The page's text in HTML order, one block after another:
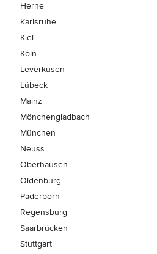
Herne
Karlsruhe
Kiel
Köln
Leverkusen
Lübeck
Mainz
Mönchen­gladbach
München
Neuss
Oberhausen
Oldenburg
Paderborn
Regensburg
Saarbrücken
Stuttgart